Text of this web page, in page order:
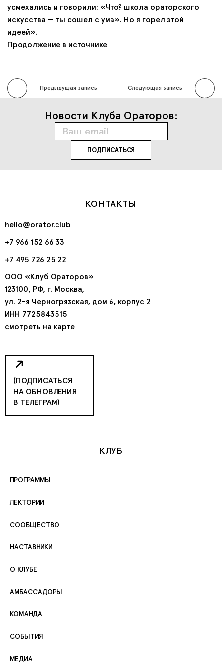
усмехались и говорили: «Что? школа ораторского
искусства — ты сошел с ума». Но я горел этой
идеей».
Продолжение в источнике
Предыдущая запись Следующая запись
Новости Клуба Ораторов:
КОНТАКТЫ
hello@orator.club
+7 966 152 66 33
+7 495 726 25 22
ООО «Клуб Ораторов»
123100, РФ, г. Москва,
ул. 2-я Черногрязская, дом 6, корпус 2
ИНН 7725843515
смотреть на карте
(ПОДПИСАТЬСЯ
НА ОБНОВЛЕНИЯ
В ТЕЛЕГРАМ)
КЛУБ
ПРОГРАММЫ
ЛЕКТОРИИ
СООБЩЕСТВО
НАСТАВНИКИ
О КЛУБЕ
АМБАССАДОРЫ
КОМАНДА
СОБЫТИЯ
МЕДИА